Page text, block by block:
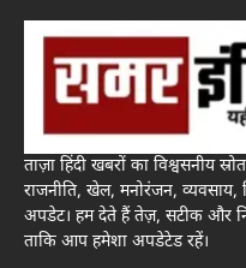
ताज़ा हिंदी खबरों का विश्वसनीय
राजनीति, खेल, मनोरंजन, व्यवसाय,
अपडेट। हम देते हैं तेज़, सटीक और
ताकि आप हमेशा अपडेटेड रहें।